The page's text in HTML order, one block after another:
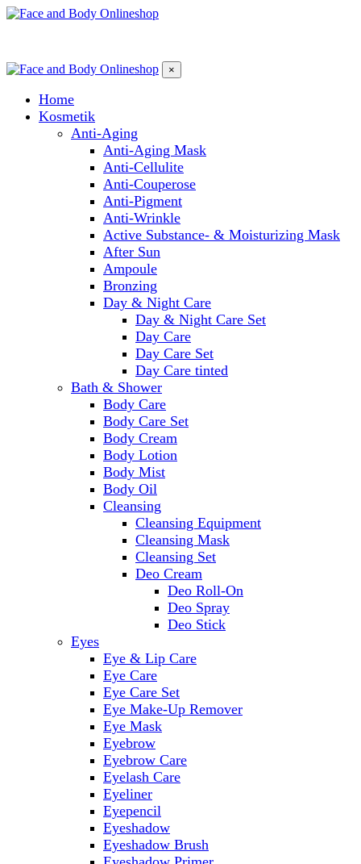
×
Home
Kosmetik
Anti-Aging
Anti-Aging Mask
Anti-Cellulite
Anti-Couperose
Anti-Pigment
Anti-Wrinkle
Active Substance- & Moisturizing Mask
After Sun
Ampoule
Bronzing
Day & Night Care
Day & Night Care Set
Day Care
Day Care Set
Day Care tinted
Bath & Shower
Body Care
Body Care Set
Body Cream
Body Lotion
Body Mist
Body Oil
Cleansing
Cleansing Equipment
Cleansing Mask
Cleansing Set
Deo Cream
Deo Roll-On
Deo Spray
Deo Stick
Eyes
Eye & Lip Care
Eye Care
Eye Care Set
Eye Make-Up Remover
Eye Mask
Eyebrow
Eyebrow Care
Eyelash Care
Eyeliner
Eyepencil
Eyeshadow
Eyeshadow Brush